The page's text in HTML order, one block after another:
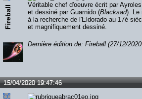
Fireball Véritable chef d'oeuvre écrit par
et dessiné par Guarnido (Blacksad). Le
à la recherche de l'Eldorado au 17è
et magnifiquement dessiné.
Dernière édition de: Fireball (27/12/
15/04/2020 19:47:46